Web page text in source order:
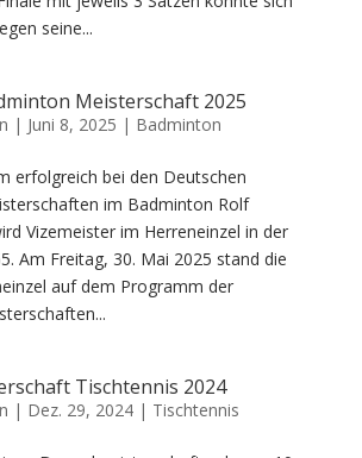
seine...
Meisterschaft 2025
| Juni 8, 2025 | Badminton
erfolgreich bei den Deutschen
im Badminton Rolf
Vizemeister im Herreneinzel in der
Am Freitag, 30. Mai 2025 stand die
auf dem Programm der
Tischtennis 2024
| Dez. 29, 2024| Tischtennis